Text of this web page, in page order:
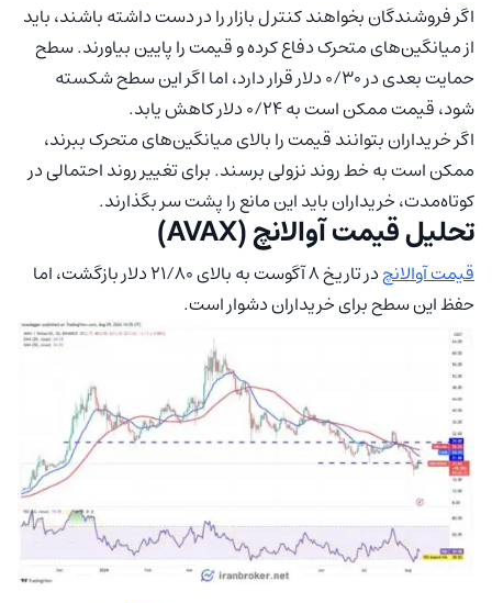
اگر فروشندگان بخواهند کنترل بازار را در دست داشته باشند، باید
از میانگین‌های متحرک دفاع کرده و قیمت را پایین بیاورند. سطح
حمایت بعدی در ۰/۳۰ دلار قرار دارد، اما اگر این سطح شکسته
شود، قیمت ممکن است به ۰/۲۴ دلار کاهش یابد.
اگر خریداران بتوانند قیمت را بالای میانگین‌های متحرک ببرند،
ممکن است به خط روند نزولی برسند. برای تغییر روند احتمالی در
کوتاه‌مدت، خریداران باید این مانع را پشت سر بگذارند.
تحلیل قیمت آوالانچ (AVAX)
قیمت آوالانچ
در تاریخ ۸ آگوست به بالای ۲۱/۸۰ دلار بازگشت، اما
حفظ این سطح برای خریداران دشوار است.